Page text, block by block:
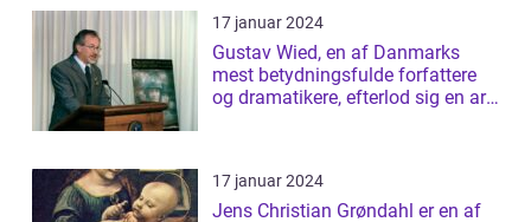
17 januar 2024
Gustav Wied, en af Danmarks
mest betydningsfulde forfattere
og dramatikere, efterlod sig en arv
17 januar 2024
Jens Christian Grøndahl er en af